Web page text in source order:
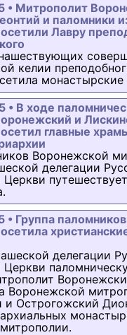
• Митрополит
и паломники
Лавру
келии
• В ходе
и
главные
Воронежской
делегации
Церкви
• Группа
делегации
Церкви
Воронежской
и Острогожский